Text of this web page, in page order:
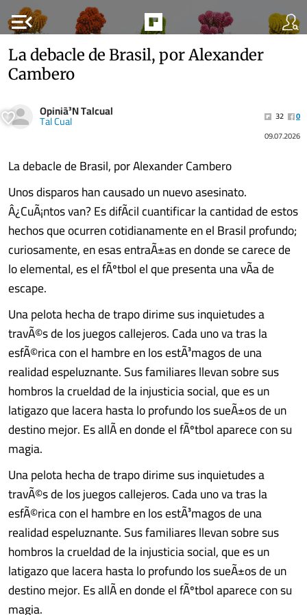
menu_open
La debacle de Brasil, por Alexander
Cambero
Opiniã³N Talcual
Tal Cual 32
0
09.07.2026
La debacle de Brasil, por Alexander Cambero
Unos disparos han causado un nuevo asesinato.
Â¿CuÃ¡ntos van? Es difÃ­cil cuantificar la cantidad de estos
hechos que ocurren cotidianamente en el Brasil profundo;
curiosamente, en esas entraÃ±as en donde se carece de
lo elemental, es el fÃºtbol el que presenta una vÃ­a de
escape.
Una pelota hecha de trapo dirime sus inquietudes a
travÃ©s de los juegos callejeros. Cada uno va tras la
esfÃ©rica con el hambre en los estÃ³magos de una
realidad espeluznante. Sus familiares llevan sobre sus
hombros la crueldad de la injusticia social, que es un
latigazo que lacera hasta lo profundo los sueÃ±os de un
destino mejor. Es allÃ­ en donde el fÃºtbol aparece con su
magia.
Una pelota hecha de trapo dirime sus inquietudes a
travÃ©s de los juegos callejeros. Cada uno va tras la
esfÃ©rica con el hambre en los estÃ³magos de una
realidad espeluznante. Sus familiares llevan sobre sus
hombros la crueldad de la injusticia social, que es un
latigazo que lacera hasta lo profundo los sueÃ±os de un
destino mejor. Es allÃ­ en donde el fÃºtbol aparece con su
magia.